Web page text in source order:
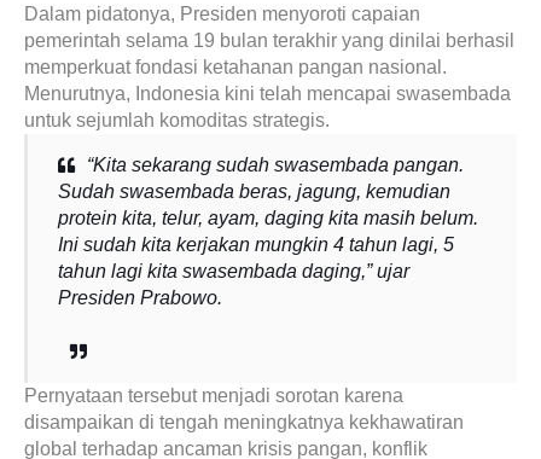
Dalam pidatonya, Presiden menyoroti capaian
pemerintah selama 19 bulan terakhir yang dinilai berhasil
memperkuat fondasi ketahanan pangan nasional.
Menurutnya, Indonesia kini telah mencapai swasembada
untuk sejumlah komoditas strategis.
“Kita sekarang sudah swasembada pangan.
Sudah swasembada beras, jagung, kemudian
protein kita, telur, ayam, daging kita masih belum.
Ini sudah kita kerjakan mungkin 4 tahun lagi, 5
tahun lagi kita swasembada daging,” ujar
Presiden Prabowo.
Pernyataan tersebut menjadi sorotan karena
disampaikan di tengah meningkatnya kekhawatiran
global terhadap ancaman krisis pangan, konflik